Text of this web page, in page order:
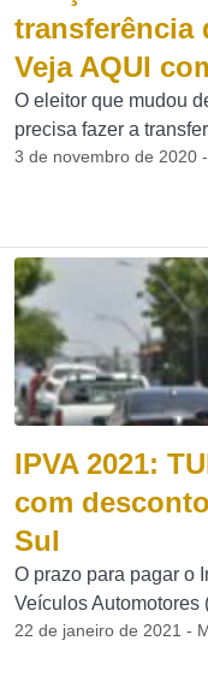
transferência
Veja AQUI
O eleitor que mudou
precisa fazer a
3 de novembro de 2020
IPVA 2021:
com
Sul
O prazo para pagar o
Veículos Automotores
22 de janeiro de 2021 -